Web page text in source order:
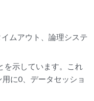
ムアウト、論理システ
を示しています。これ
に0、データセッショ